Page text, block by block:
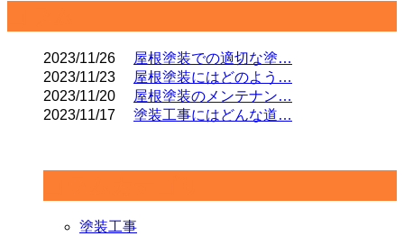
2023/11/26
屋根塗装での適切な塗…
2023/11/23
屋根塗装にはどのよう…
2023/11/20
屋根塗装のメンテナン…
2023/11/17
塗装工事にはどんな道…
塗装工事